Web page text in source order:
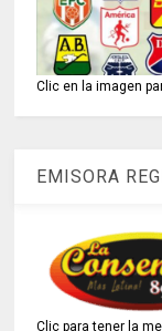
Clic en la imagen
EMISORA
Clic para tener la